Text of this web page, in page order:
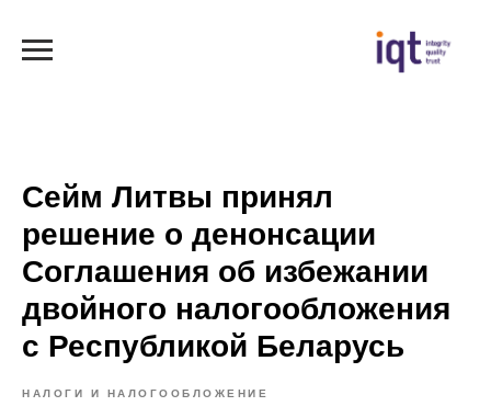
Сейм Литвы принял
решение о денонсации
Соглашения об избежании
двойного налогообложения
с Республикой Беларусь
НАЛОГИ И НАЛОГООБЛОЖЕНИЕ